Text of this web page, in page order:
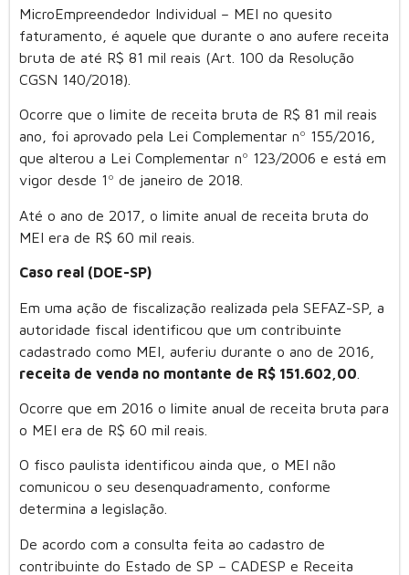
MicroEmpreendedor Individual – MEI no quesito
faturamento, é aquele que durante o ano aufere receita
bruta de até R$ 81 mil reais (Art. 100 da Resolução
CGSN 140/2018).
Ocorre que o limite de receita bruta de R$ 81 mil reais
ano, foi aprovado pela Lei Complementar nº 155/2016,
que alterou a Lei Complementar nº 123/2006 e está em
vigor desde 1º de janeiro de 2018.
Até o ano de 2017, o limite anual de receita bruta do
MEI era de R$ 60 mil reais.
Caso real (DOE-SP)
Em uma ação de fiscalização realizada pela SEFAZ-SP, a
autoridade fiscal identificou que um contribuinte
cadastrado como MEI, auferiu durante o ano de 2016,
receita de venda no montante de R$ 151.602,00
Ocorre que em 2016 o limite anual de receita bruta para
o MEI era de R$ 60 mil reais.
O fisco paulista identificou ainda que, o MEI não
comunicou o seu desenquadramento, conforme
determina a legislação.
De acordo com a consulta feita ao cadastro de
contribuinte do Estado de SP – CADESP e Receita